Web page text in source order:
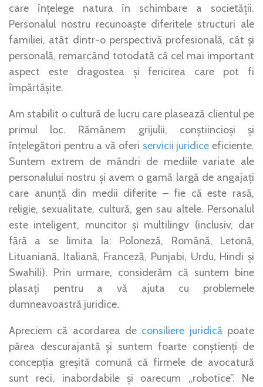
care înțelege natura în schimbare a societății.
Personalul nostru recunoaște diferitele structuri ale
familiei, atât dintr-o perspectivă profesională, cât și
personală, remarcând totodată că cel mai important
aspect este dragostea și fericirea care pot fi
împărtășite.
Am stabilit o cultură de lucru care plasează clientul pe
primul loc. Rămânem grijulii, conștiincioși și
înțelegători pentru a vă oferi servicii juridice eficiente.
Suntem extrem de mândri de mediile variate ale
personalului nostru și avem o gamă largă de angajați
care anunță din medii diferite – fie că este rasă,
religie, sexualitate, cultură, gen sau altele. Personalul
este inteligent, muncitor și multilingv (inclusiv, dar
fără a se limita la: Poloneză, Română, Letonă,
Lituaniană, Italiană, Franceză, Punjabi, Urdu, Hindi și
Swahili). Prin urmare, considerăm că suntem bine
plasați pentru a vă ajuta cu problemele
dumneavoastră juridice.
Apreciem că acordarea de consiliere juridicăpoate
părea descurajantă și suntem foarte conștienți de
concepția greșită comună că firmele de avocatură
sunt reci, inabordabile și oarecum „robotice”. Ne